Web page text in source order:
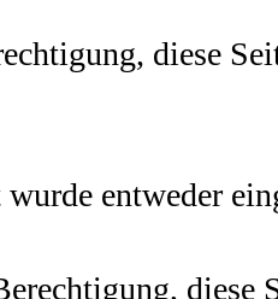
diese
entweder
diese